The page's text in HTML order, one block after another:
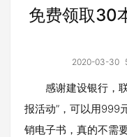
免费领取30
2020-03-30
感谢建设银行，
报活动”，可以用999
销电子书，真的不需